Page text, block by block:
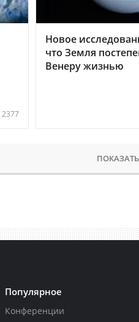
2377
Новое
что Земля
Венеру жизнью
Популярное
Конференции